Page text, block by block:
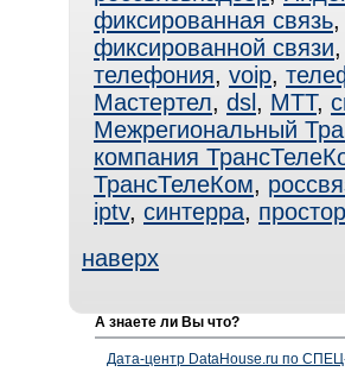
фиксированная связь
фиксированной связи
телефония, voip,
Мастертел, dsl , МТТ,
Межрегиональный
компания
ТрансТелеКом,
iptv, синтерра,
наверх
А знаете ли Вы что?
Дата-центр DataHouse.ru по